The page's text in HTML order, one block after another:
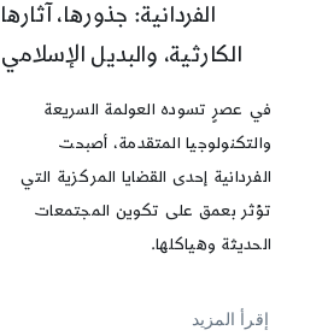
الفردانية: جذورها، آثارها
الكارثية، والبديل الإسلامي
في عصرٍ تسوده العولمة السريعة
والتكنولوجيا المتقدمة، أصبحت
الفردانية إحدى القضايا المركزية التي
تؤثر بعمق على تكوين المجتمعات
الحديثة وهياكلها.
إقرأ المزيد